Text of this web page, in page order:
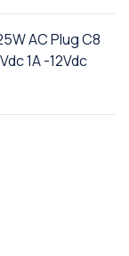
AC Plug C8
1A -12Vdc